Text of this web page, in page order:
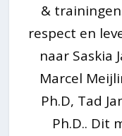
&
respect en
naar Saskia
Marcel
Ph.D, Tad
Ph.D.. Dit